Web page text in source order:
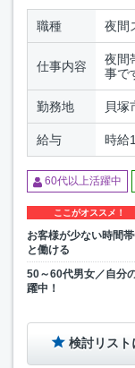
職種 夜間
仕事内容
夜間
事で
勤務地 貝塚
給与 時給
60代以上活躍中
ここがオススメ！
お客様が少ない時間
と働ける
50～60代男女／自分
躍中！
検討リスト